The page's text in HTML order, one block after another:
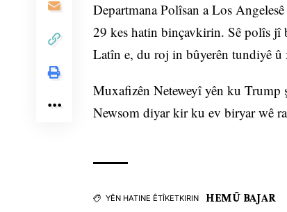
Departmana Polîsan a Los
29 kes hatin binçavkirin. Sê polîs
Latîn e, du roj in bûyerên tundiyê û
Muxafizên Neteweyî yên ku
Newsom diyar kir ku ev biryar wê
YÊN HATINE ÊTÎKETKIRIN HEMÛ BAJAR